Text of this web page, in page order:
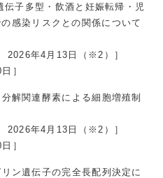
伝子多型・飲酒と妊娠転帰・児
感染リスクとの関係について
2026年4月13日（※2）］
］
解関連酵素による細胞増殖制
2026年4月13日（※2）］
］
ン遺伝子の完全長配列決定に